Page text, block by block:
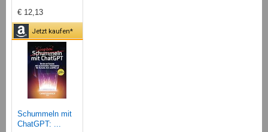
€ 12,13
Jetzt kaufen*
Schummeln mit
ChatGPT: ...